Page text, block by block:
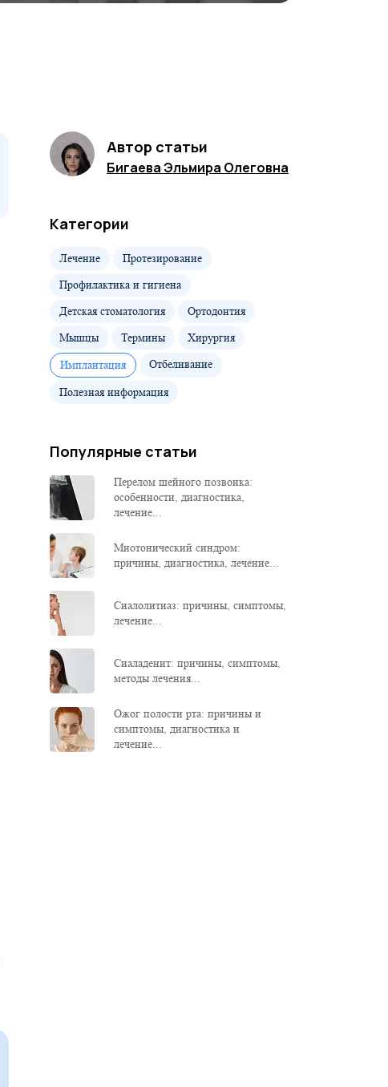
Автор статьи
Бигаева Эльмира Олеговна
Категории
Лечение Протезирование
Профилактика и гигиена
Детская стоматология Ортодонтия
Мышцы Термины Хирургия
Имплантация Отбеливание
Полезная информация
Популярные статьи
Перелом шейного позвонка:
особенности, диагностика,
лечение...
Миотонический синдром:
причины, диагностика, лечение...
Сиалолитиаз: причины, симптомы,
лечение...
Сиаладенит: причины, симптомы,
методы лечения...
Ожог полости рта: причины и
симптомы, диагностика и
лечение...